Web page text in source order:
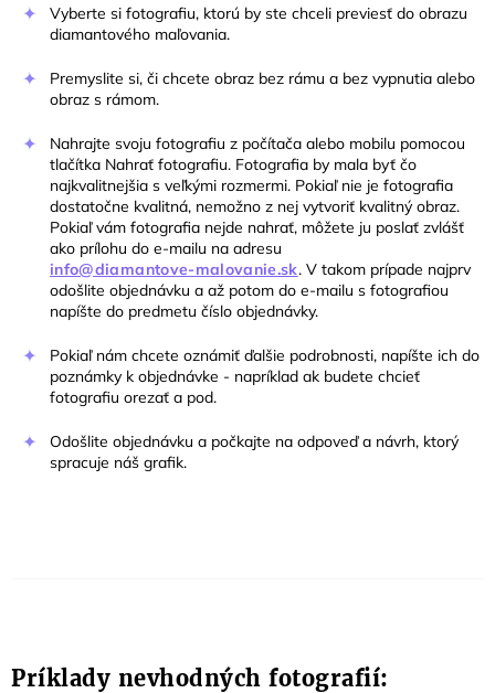
Vyberte si fotografiu, ktorú by ste chceli previesť do obrazu
diamantového maľovania.
Premyslite si, či chcete obraz bez rámu a bez vypnutia alebo
obraz s rámom.
Nahrajte svoju fotografiu z počítača alebo mobilu pomocou
tlačítka Nahrať fotografiu. Fotografia by mala byť čo
najkvalitnejšia s veľkými rozmermi. Pokiaľ nie je fotografia
dostatočne kvalitná, nemožno z nej vytvoriť kvalitný obraz.
Pokiaľ vám fotografia nejde nahrať, môžete ju poslať zvlášť
ako prílohu do e-mailu na adresu
info@diamantove-malovanie.sk. V takom prípade najprv
odošlite objednávku a až potom do e-mailu s fotografiou
napíšte do predmetu číslo objednávky.
Pokiaľ nám chcete oznámiť ďalšie podrobnosti, napíšte ich do
poznámky k objednávke - napríklad ak budete chcieť
fotografiu orezať a pod.
Odošlite objednávku a počkajte na odpoveď a návrh, ktorý
spracuje náš grafik.
Príklady nevhodných fotografií: